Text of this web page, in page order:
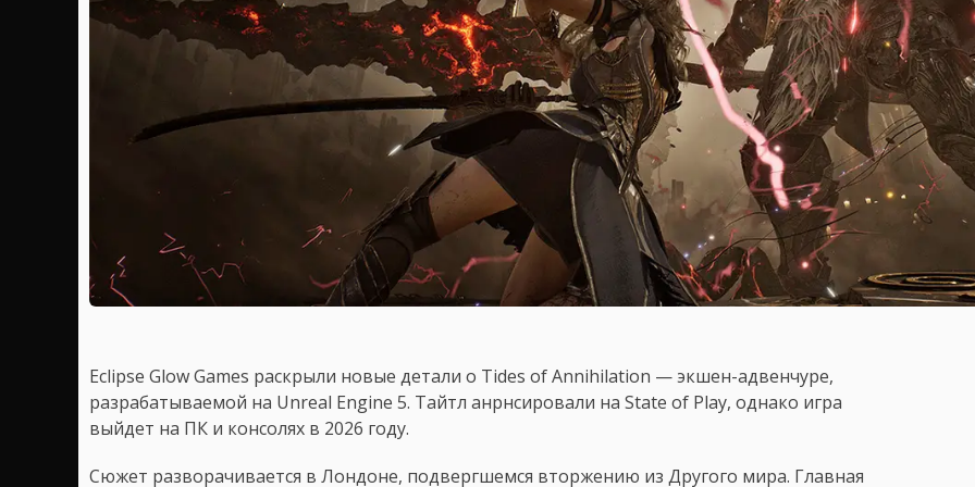
Eclipse Glow Games раскрыли новые детали о Tides of Annihilation — экшен-адвенчуре,
разрабатываемой на Unreal Engine 5. Тайтл анрнсировали на State of Play, однако игра
выйдет на ПК и консолях в 2026 году.
Сюжет разворачивается в Лондоне, подвергшемся вторжению из Другого мира. Главная